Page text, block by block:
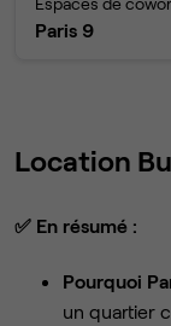
Paris 9
Location
✅ En résumé :
Pourquoi
un quartier